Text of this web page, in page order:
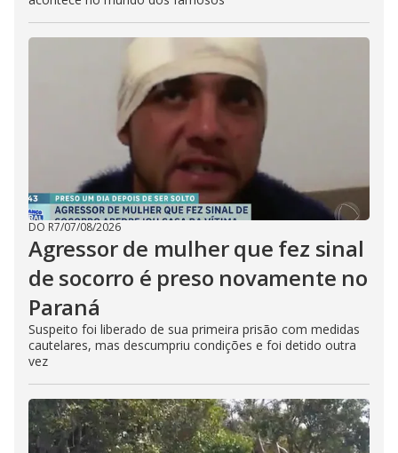
DO R7/07/08/2026
Agressor de mulher que fez sinal
de socorro é preso novamente no
Paraná
Suspeito foi liberado de sua primeira prisão com medidas
cautelares, mas descumpriu condições e foi detido outra
vez